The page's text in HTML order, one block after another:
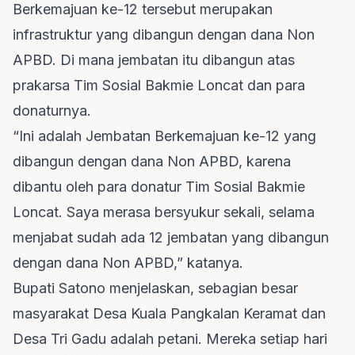
Berkemajuan ke-12 tersebut merupakan
infrastruktur yang dibangun dengan dana Non
APBD. Di mana jembatan itu dibangun atas
prakarsa Tim Sosial Bakmie Loncat dan para
donaturnya.
“Ini adalah Jembatan Berkemajuan ke-12 yang
dibangun dengan dana Non APBD, karena
dibantu oleh para donatur Tim Sosial Bakmie
Loncat. Saya merasa bersyukur sekali, selama
menjabat sudah ada 12 jembatan yang dibangun
dengan dana Non APBD,” katanya.
Bupati Satono menjelaskan, sebagian besar
masyarakat Desa Kuala Pangkalan Keramat dan
Desa Tri Gadu adalah petani. Mereka setiap hari